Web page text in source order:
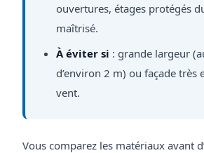
ouvertures, étages protégés
maîtrisé.
À éviter si : grande largeur
d’environ 2 m) ou façade très
vent.
Vous comparez les matériaux avant